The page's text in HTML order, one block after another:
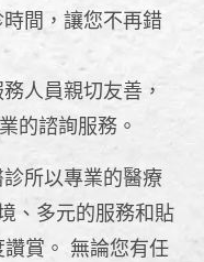
間，讓您不再錯
人員親切友善，
的諮詢服務。
所以專業的醫療
、多元的服務和貼
賞。 無論您有任